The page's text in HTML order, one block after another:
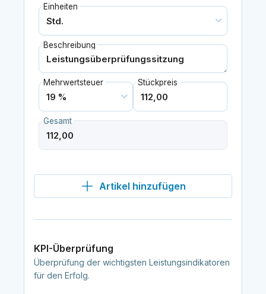
Einheiten
Beschreibung
Mehrwertsteuer Stückpreis
Gesamt
Artikel hinzufügen
KPI-Überprüfung
Überprüfung der wichtigsten Leistungsindikatoren
für den Erfolg.